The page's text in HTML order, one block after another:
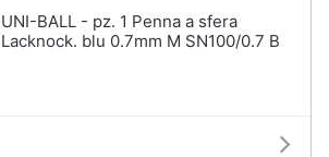
UNI-BALL - pz. 1 Penna a sfera
Lacknock. blu 0.7mm M SN100/0.7 B